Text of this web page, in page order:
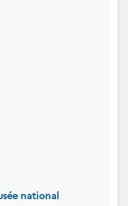
national